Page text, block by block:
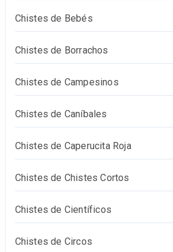
Chistes de Bebés
Chistes de Borrachos
Chistes de Campesinos
Chistes de Caníbales
Chistes de Caperucita Roja
Chistes de Chistes Cortos
Chistes de Científicos
Chistes de Circos